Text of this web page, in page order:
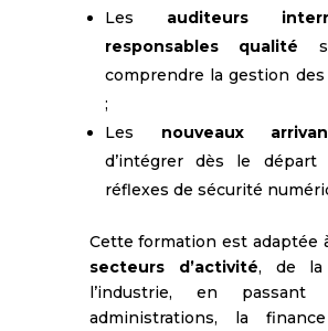
Les auditeurs
responsables qualité
comprendre la gestion
;
Les nouveaux
d’intégrer dès le départ
réflexes de sécurité
Cette formation est adaptée
secteurs d’activité, de la
l’industrie, en
administrations, la